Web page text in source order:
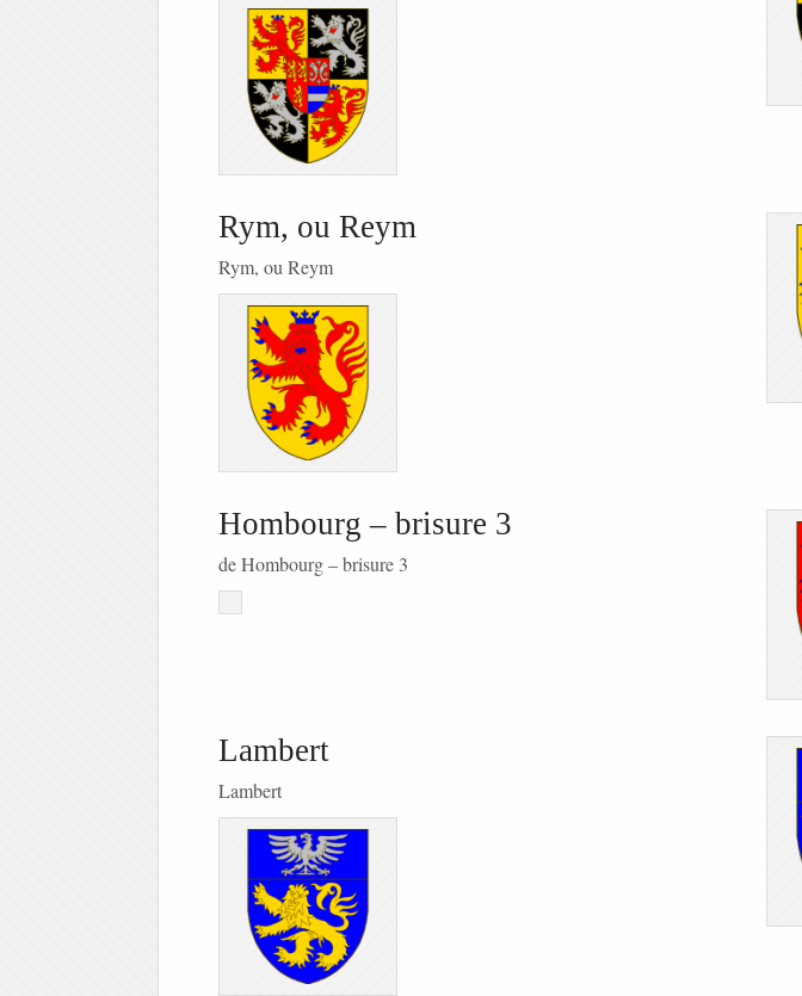
Rym, ou Reym
Rym, ou Reym
Hombourg – brisure 3
de Hombourg – brisure 3
Lambert
Lambert